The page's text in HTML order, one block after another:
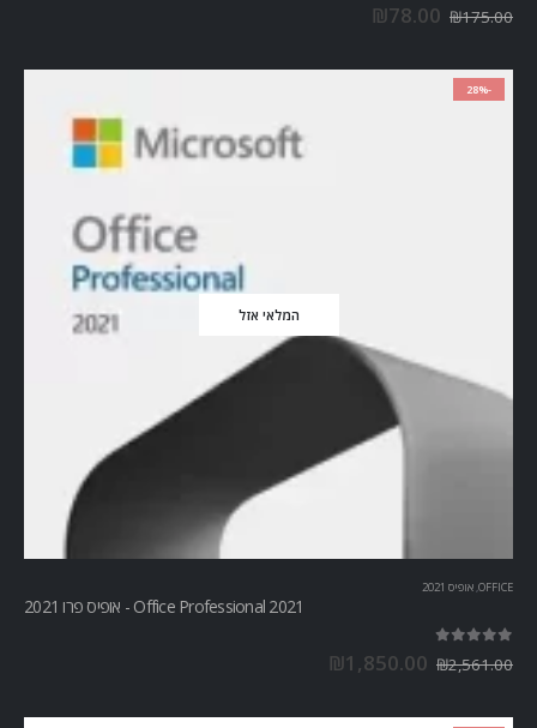
₪175.00
₪78.00
-28%
המלאי אזל
OFFICE
, אופיס 2021
Office Professional 2021 - אופיס פרו 2021
₪2,561.00
₪1,850.00